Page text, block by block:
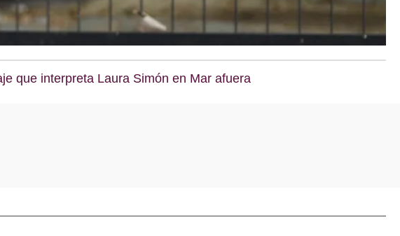
que interpreta Laura Simón en Mar afuera